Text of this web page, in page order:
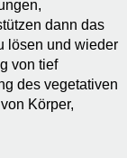
dann das
lösen und wieder
von tief
des vegetativen
Körper,